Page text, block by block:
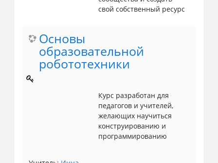
свой собственный ресурс
Основы
образовательной
робототехники
Курс разработан для
педагогов и учителей,
желающих научиться
конструированию и
программированию